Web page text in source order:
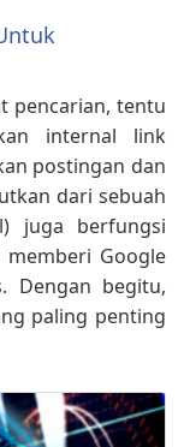
pencarian, tentu
internal link
postingan dan
dari sebuah
juga berfungsi
Google
Dengan begitu,
paling penting